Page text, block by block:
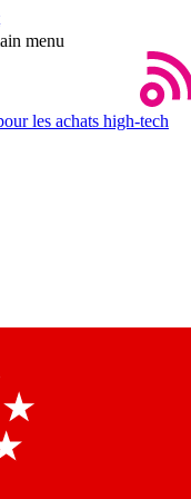
menu
les achats high-tech